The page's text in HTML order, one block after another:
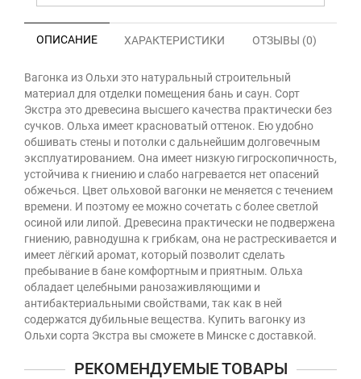
ОПИСАНИЕ ХАРАКТЕРИСТИКИ ОТЗЫВЫ (0)
Вагонка из Ольхи это натуральный строительный
материал для отделки помещения бань и саун. Сорт
Экстра это древесина высшего качества практически без
сучков. Ольха имеет красноватый оттенок. Ею удобно
обшивать стены и потолки с дальнейшим долговечным
эксплуатированием. Она имеет низкую гигроскопичность,
устойчива к гниению и слабо нагревается нет опасений
обжечься. Цвет ольховой вагонки не меняется с течением
времени. И поэтому ее можно сочетать с более светлой
осиной или липой. Древесина практически не подвержена
гниению, равнодушна к грибкам, она не растрескивается и
имеет лёгкий аромат, который позволит сделать
пребывание в бане комфортным и приятным. Ольха
обладает целебными ранозаживляющими и
антибактериальными свойствами, так как в ней
содержатся дубильные вещества. Купить вагонку из
Ольхи сорта Экстра вы сможете в Минске с доставкой.
РЕКОМЕНДУЕМЫЕ ТОВАРЫ